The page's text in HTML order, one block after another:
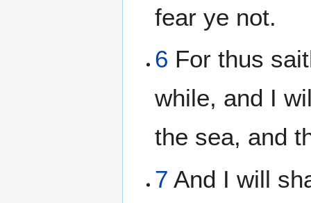
fear ye not.
6 For thus
while, and I
the sea, and
7 And I will